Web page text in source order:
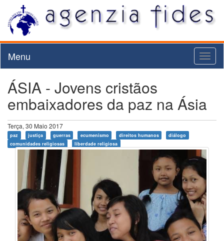
Menu
ÁSIA - Jovens cristãos
embaixadores da paz na Ásia
Terça, 30 Maio 2017
paz justiça guerras ecumenismo direitos humanos
diálogo
comunidades religiosas
liberdade religiosa